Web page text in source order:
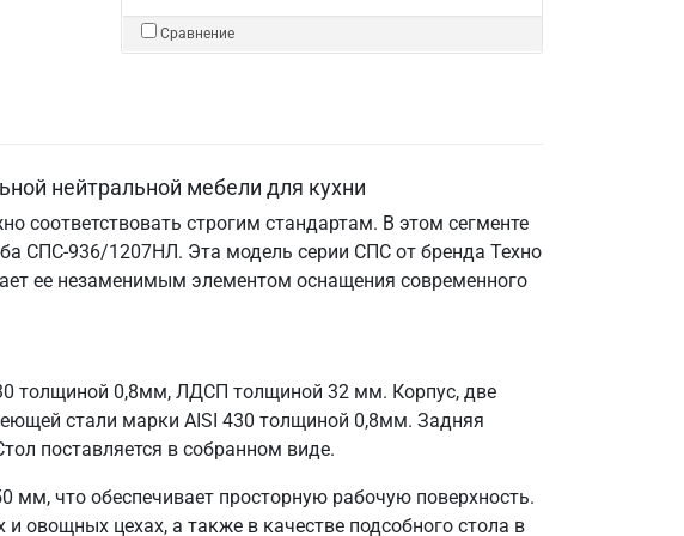
Сравнение
нейтральной мебели для кухни
соответствовать строгим стандартам. В этом сегменте
СПС-936/1207НЛ. Эта модель серии СПС от бренда Техно
ее незаменимым элементом оснащения современного
толщиной 0,8мм, ЛДСП толщиной 32 мм. Корпус, две
стали марки AISI 430 толщиной 0,8мм. Задняя
поставляется в собранном виде.
что обеспечивает просторную рабочую поверхность.
овощных цехах, а также в качестве подсобного стола в